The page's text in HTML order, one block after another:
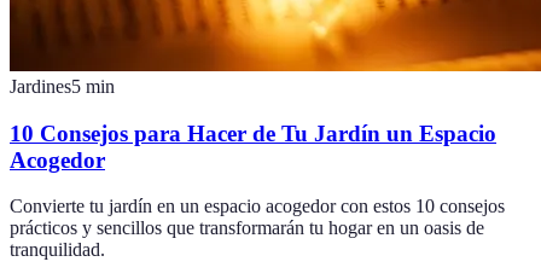
Jardines5 min
10 Consejos para Hacer de Tu Jardín un Espacio
Acogedor
Convierte tu jardín en un espacio acogedor con estos 10 consejos
prácticos y sencillos que transformarán tu hogar en un oasis de
tranquilidad.